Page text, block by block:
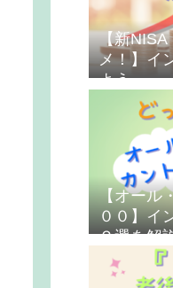
【新NISA
メ！】イ
よう
【オール
００】イ
２選を解